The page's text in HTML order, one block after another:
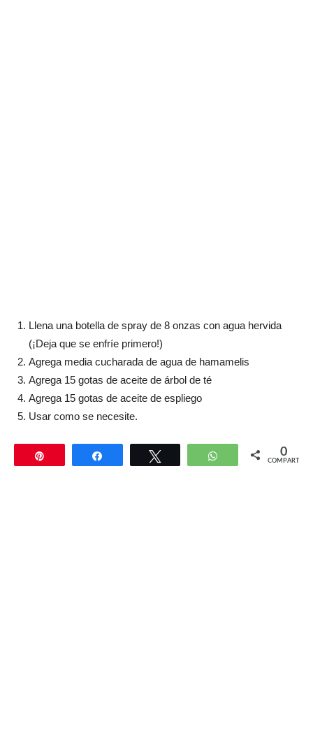
Llena una botella de spray de 8 onzas con agua hervida
(¡Deja que se enfríe primero!)
Agrega media cucharada de agua de hamamelis
Agrega 15 gotas de aceite de árbol de té
Agrega 15 gotas de aceite de espliego
Usar como se necesite.
Compartir WhatsApp 0
COMPARTIR